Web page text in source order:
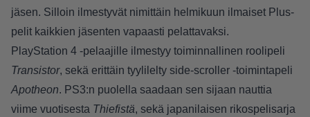
jäsen. Silloin ilmestyvät nimittäin helmikuun ilmaiset Plus-
pelit kaikkien jäsenten vapaasti pelattavaksi.
PlayStation 4 -pelaajille ilmestyy toiminnallinen roolipeli
Transistor, sekä erittäin tyylilelty side-scroller -toimintapeli
Apotheon. PS3:n puolella saadaan sen sijaan nauttia
viime vuotisesta Thiefistä, sekä japanilaisen rikospelisarja